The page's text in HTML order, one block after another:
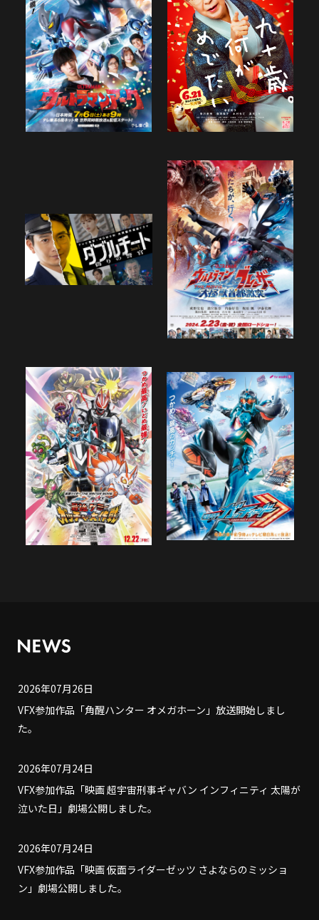
2026年07月26日
VFX参加作品「角醒ハンター オメガホーン」放送開始しまし
た。
2026年07月24日
VFX参加作品「映画 超宇宙刑事ギャバン インフィニティ 太陽が
泣いた日」劇場公開しました。
2026年07月24日
VFX参加作品「映画 仮面ライダーゼッツ さよならのミッショ
ン」劇場公開しました。